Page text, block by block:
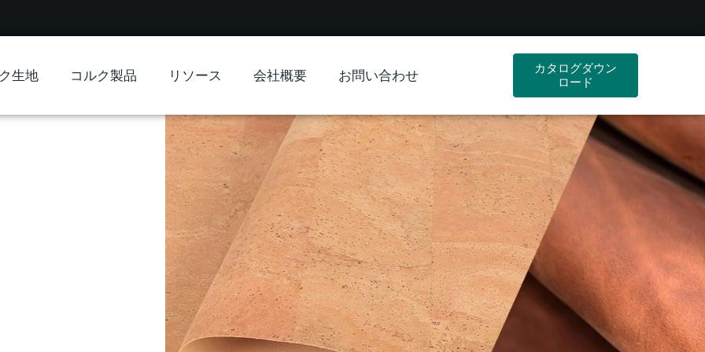
生地 コルク製品 リソース 会社概要 お問い合わせ
カタログダウン
ロード